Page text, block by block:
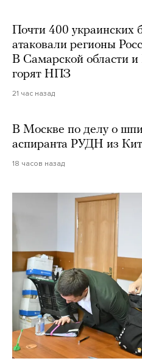
Почти 400 украинских
атаковали регионы
В Самарской области
горят НПЗ
21 час назад
В Москве по делу о
аспиранта РУДН из
18 часов назад